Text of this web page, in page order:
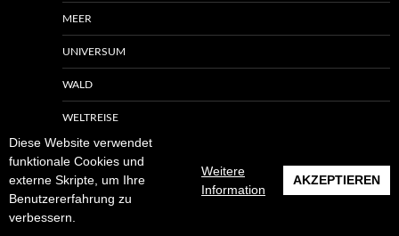
Diese Website verwendet
funktionale Cookies und
externe Skripte, um Ihre
Benutzererfahrung zu
verbessern.
Weitere
Information
AKZEPTIEREN
MEER
UNIVERSUM
WALD
WELTREISE
ZUGFAHRT
ALLGEMEIN
FLUCHT UND MIGRATION